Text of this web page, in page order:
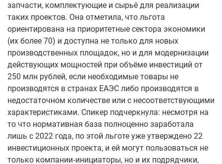
запчасти, комплектующие и сырьё для реализации
таких проектов. Она отметила, что льгота
ориентирована на приоритетные сектора экономики
(их более 70) и доступна не только для новых
производственных площадок, но и для модернизации
действующих мощностей при объёме инвестиций от
250 млн рублей, если необходимые товары не
производятся в странах ЕАЭС либо производятся в
недостаточном количестве или с несоответствующими
характеристиками. Спикер подчеркнула: несмотря на
то что нормативная база полноценно заработала
лишь с 2022 года, по этой льготе уже утверждено 22
инвестиционных проекта, и ей могут пользоваться не
только компании‑инициаторы, но и их подрядчики,